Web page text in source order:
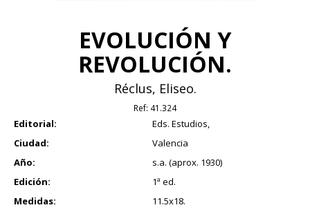
EVOLUCIÓN Y
REVOLUCIÓN.
Réclus, Eliseo.
Ref: 41.324
Editorial:
Eds. Estudios,
Ciudad:
Valencia
Año:
s.a. (aprox. 1930)
Edición:
1ª ed.
Medidas:
11.5x18.